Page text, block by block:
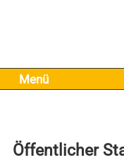
Menü
Öffentlicher